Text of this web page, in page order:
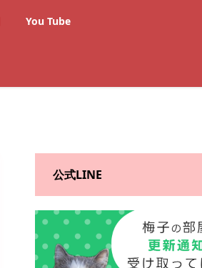
You Tube
公式LINE